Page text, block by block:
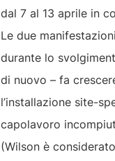
dal 7 al 13 aprile in
Le due
durante lo
di nuovo – fa
l’installazione site-
capolavoro
(Wilson è